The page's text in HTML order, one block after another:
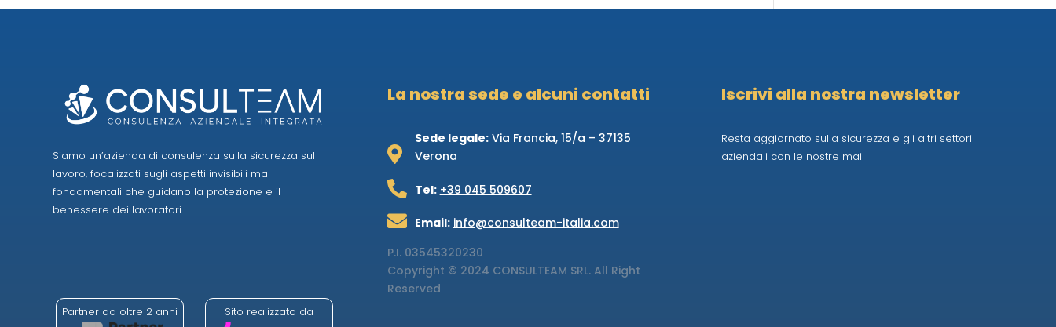
Siamo un’azienda di consulenza sulla sicurezza sul
lavoro, focalizzati sugli aspetti invisibili ma
fondamentali che guidano la protezione e il
benessere dei lavoratori.
La nostra sede e alcuni contatti
Sede legale:Via Francia, 15/a – 37135
Verona

Tel: +39 045 509607

Email: info@consulteam-italia.com

P.I. 03545320230
Copyright © 2024 CONSULTEAM SRL. All Right
Reserved
Iscrivi alla nostra newsletter
Resta aggiornato sulla sicurezza e gli altri settori
aziendali con le nostre mail
Partner da oltre 2 anni Sito realizzato da